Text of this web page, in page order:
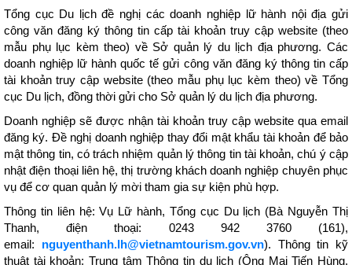
Tổng cục Du lịch đề nghị các doanh nghiệp lữ hành nội địa gửi
công văn đăng ký thông tin cấp tài khoản truy cập website (theo
mẫu phụ lục kèm theo) về Sở quản lý du lịch địa phương. Các
doanh nghiệp lữ hành quốc tế gửi công văn đăng ký thông tin cấp
tài khoản truy cập website (theo mẫu phụ lục kèm theo) về Tổng
cục Du lịch, đồng thời gửi cho Sở quản lý du lịch địa phương.
Doanh nghiệp sẽ được nhận tài khoản truy cập website qua email
đăng ký. Đề nghị doanh nghiệp thay đổi mật khẩu tài khoản để bảo
mật thông tin, có trách nhiệm quản lý thông tin tài khoản, chú ý cập
nhật điện thoại liên hệ, thị trường khách doanh nghiệp chuyên phục
vụ để cơ quan quản lý mời tham gia sự kiện phù hợp.
Thông tin liên hệ: Vụ Lữ hành, Tổng cục Du lịch (Bà Nguyễn Thị
Thanh, điện thoại: 0243 942 3760 (161),
email: nguyenthanh.lh@vietnamtourism.gov.vn). Thông tin kỹ
thuật tài khoản: Trung tâm Thông tin du lịch (Ông Mai Tiến Hùng,